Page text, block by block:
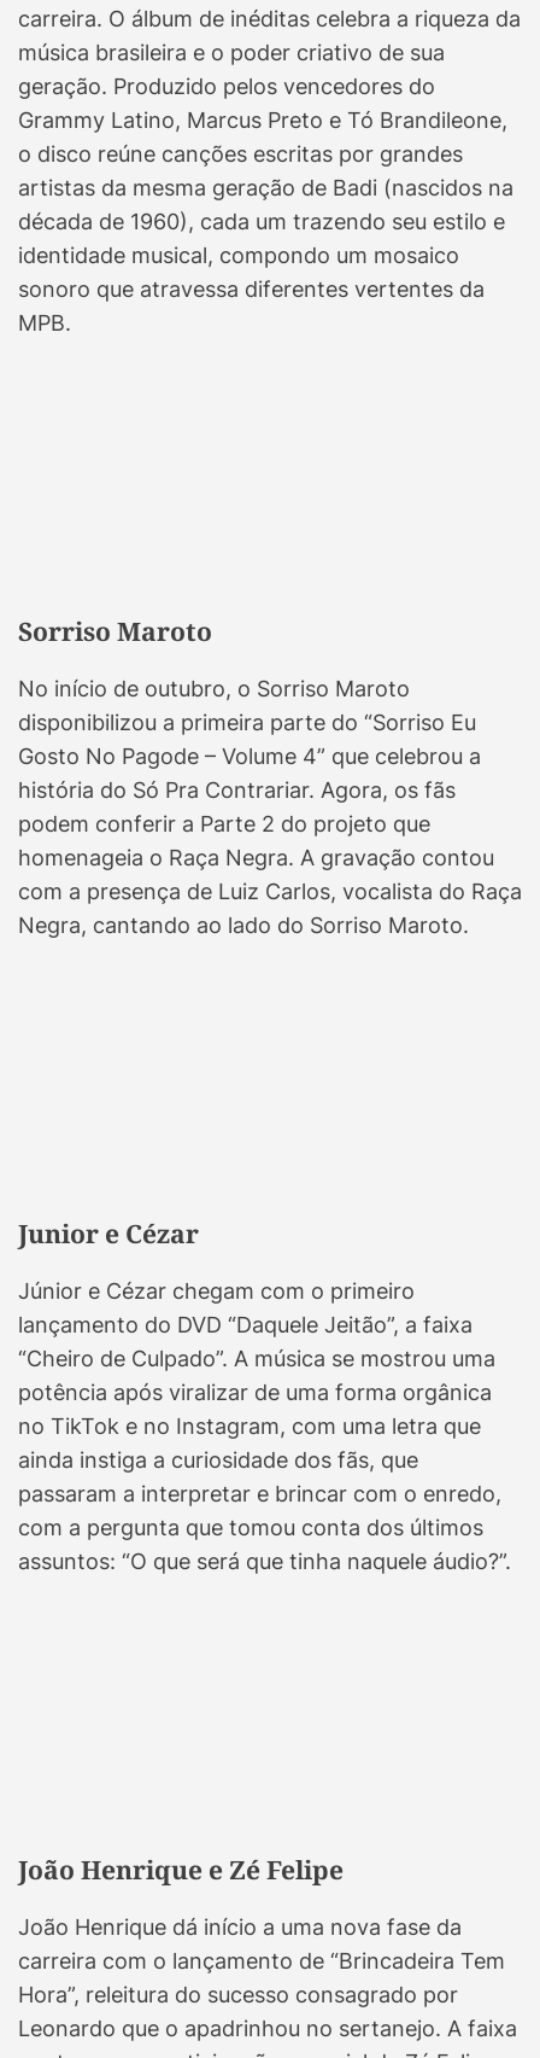
carreira. O álbum de inéditas celebra a riqueza da
música brasileira e o poder criativo de sua
geração. Produzido pelos vencedores do
Grammy Latino, Marcus Preto e Tó Brandileone,
o disco reúne canções escritas por grandes
artistas da mesma geração de Badi (nascidos na
década de 1960), cada um trazendo seu estilo e
identidade musical, compondo um mosaico
sonoro que atravessa diferentes vertentes da
MPB.
Sorriso Maroto
No início de outubro, o Sorriso Maroto
disponibilizou a primeira parte do “Sorriso Eu
Gosto No Pagode – Volume 4” que celebrou a
história do Só Pra Contrariar. Agora, os fãs
podem conferir a Parte 2 do projeto que
homenageia o Raça Negra. A gravação contou
com a presença de Luiz Carlos, vocalista do Raça
Negra, cantando ao lado do Sorriso Maroto.
Junior e Cézar
Júnior e Cézar chegam com o primeiro
lançamento do DVD “Daquele Jeitão”, a faixa
“Cheiro de Culpado”. A música se mostrou uma
potência após viralizar de uma forma orgânica
no TikTok e no Instagram, com uma letra que
ainda instiga a curiosidade dos fãs, que
passaram a interpretar e brincar com o enredo,
com a pergunta que tomou conta dos últimos
assuntos: “O que será que tinha naquele áudio?”.
João Henrique e Zé Felipe
João Henrique dá início a uma nova fase da
carreira com o lançamento de “Brincadeira Tem
Hora”, releitura do sucesso consagrado por
Leonardo que o apadrinhou no sertanejo. A faixa